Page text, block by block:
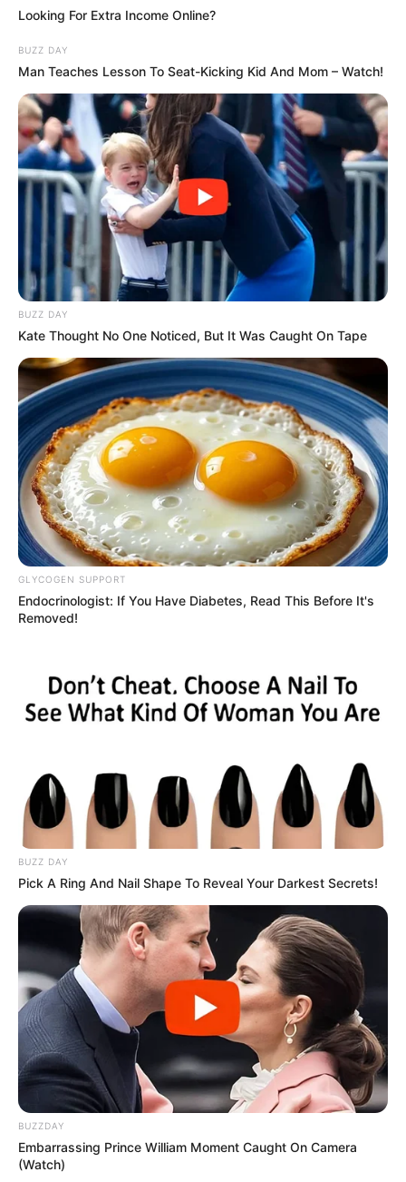
00:02 / 07 Avqust 2026 CƏMİYYƏT
7 avqustda bizi nələr gözləyir? —
ULDUZ FALI
126 0 0
Sevinc Hüseynova Səidə Bəkirqızına
uduzdu —
Məhkəmə rədd etdi
60
23:54 / 06 Avqust 2026 CƏMİYYƏT
Sabah bu yerlərə leysan yağacaq -hava
PROQNOZU
248
Looking For Extra Income Online?
BUZZ DAY
Man Teaches Lesson To Seat-Kicking Kid And Mom – Watch!
BUZZ DAY
Kate Thought No One Noticed, But It Was Caught On Tape
GLYCOGEN SUPPORT
Endocrinologist: If You Have Diabetes, Read This Before It's
Removed!
BUZZ DAY
Pick A Ring And Nail Shape To Reveal Your Darkest Secrets!
BUZZDAY
Embarrassing Prince William Moment Caught On Camera
(Watch)